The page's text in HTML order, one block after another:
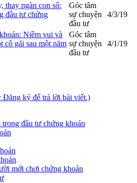
thay ngàn con số:
đầu tư chứng
Góc tâm
sự chuyện
đầu tư
4/3/19
Niềm vui và
cô gái sau một năm
Góc tâm
sự chuyện
đầu tư
4/1/19
Đăng ký để trả lời bài viết.)
đầu tư chứng khoán
mới chơi chứng khoán